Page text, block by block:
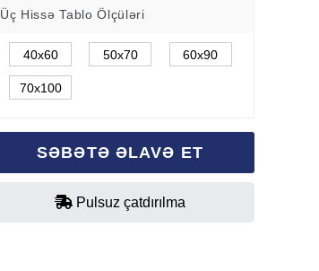
Üç Hissə Tablo Ölçüləri
40x60 50x70 60x90
70x100
SƏBƏTƏ ƏLAVƏ ET
Pulsuz çatdırılma